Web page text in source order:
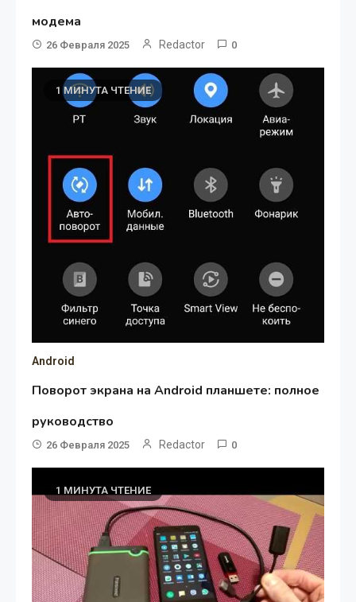
модема
26 Февраля 2025 Redactor 0
1 МИНУТА ЧТЕНИЕ
Android
Поворот экрана на Android планшете: полное
руководство
26 Февраля 2025 Redactor 0
1 МИНУТА ЧТЕНИЕ